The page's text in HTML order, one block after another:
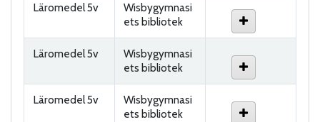
Läromedel 5v
Wisbygymnasi
ets bibliotek
Läromedel 5v
Wisbygymnasi
ets bibliotek
Läromedel 5v
Wisbygymnasi
ets bibliotek